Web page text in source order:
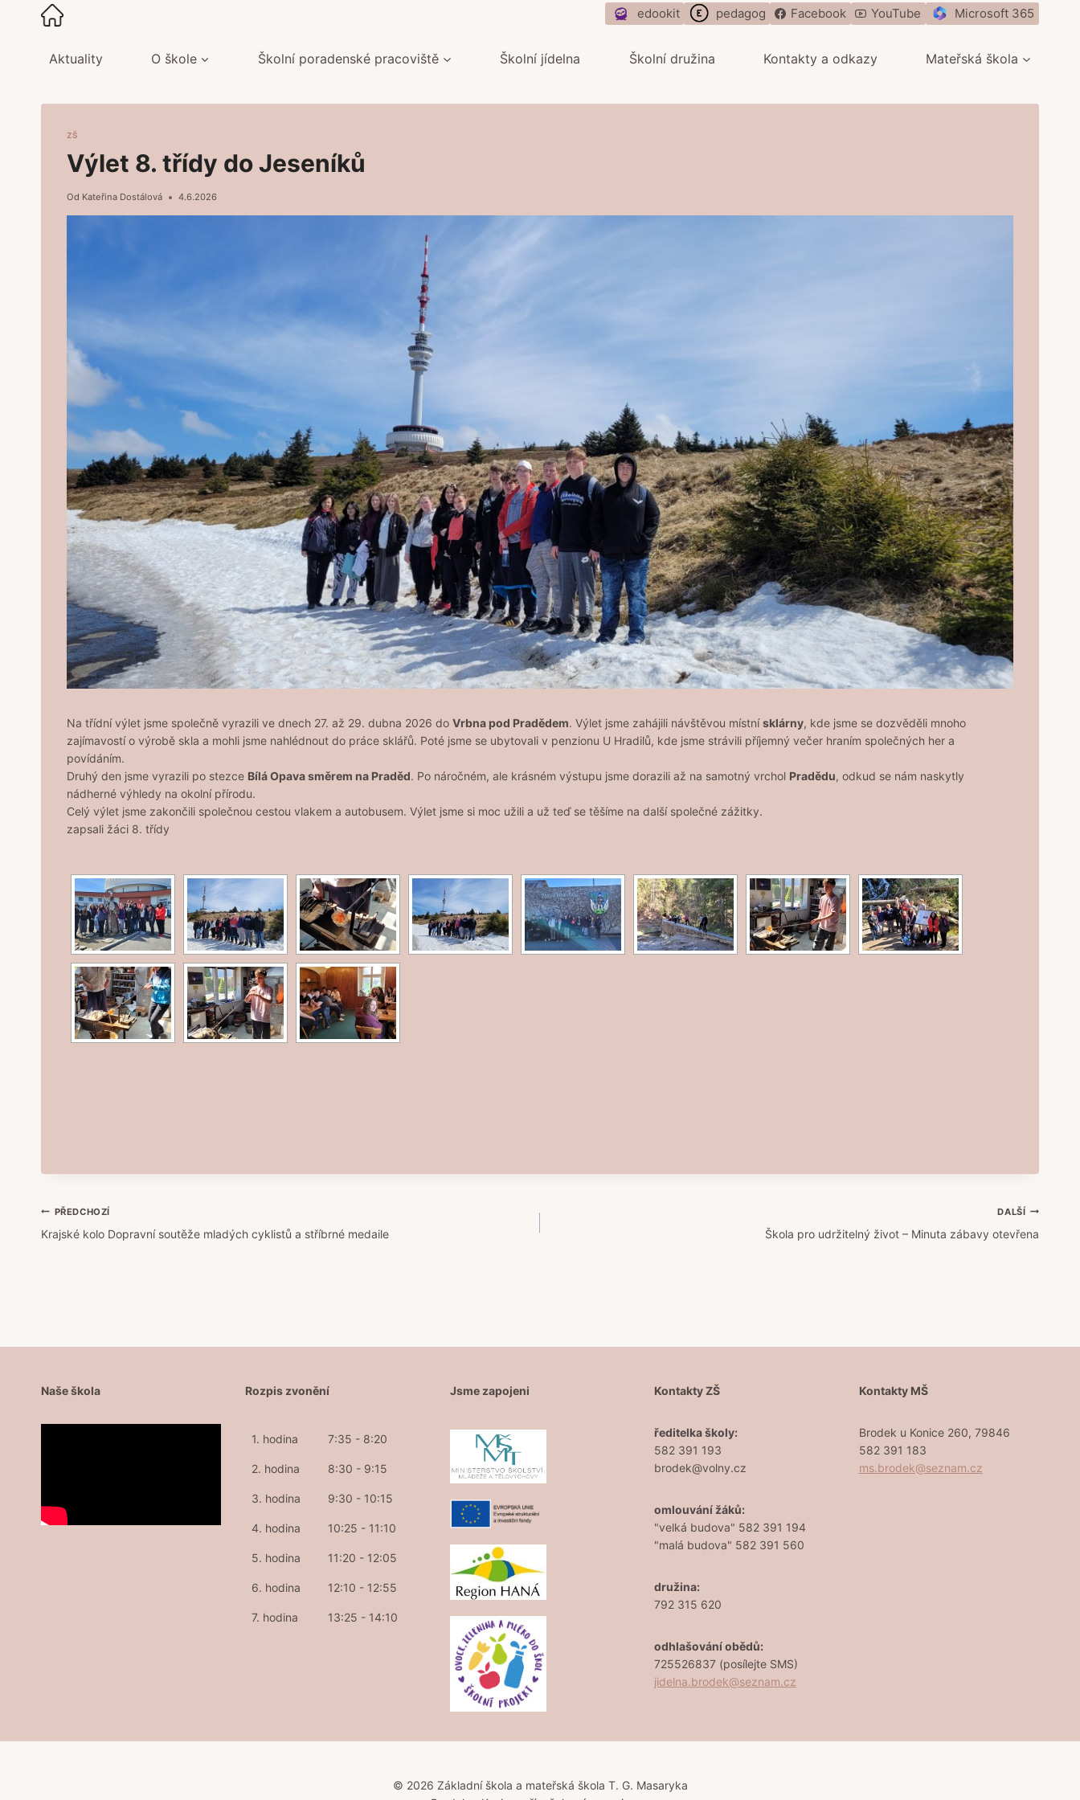
Přeskočit
edookit pedagog Facebook YouTube Microsoft 365
Aktuality O škole Školní poradenské pracoviště Školní jídelna Školní družina Kontakty a odkazy Mateřská škola
ZŠ
Výlet 8. třídy do Jeseníků
Od Kateřina Dostálová 4.6.2026
Na třídní výlet jsme společně vyrazili ve dnech 27. až 29. dubna 2026 do Vrbna pod Pradědem. Výlet jsme zahájili návštěvou místnísklárny, kde jsme se dozvěděli mnoho
zajímavostí o výrobě skla a mohli jsme nahlédnout do práce sklářů. Poté jsme se ubytovali v penzionu U Hradilů, kde jsme strávili příjemný večer hraním společných her a
povídáním.
Druhý den jsme vyrazili po stezce Bílá Opava směrem na Praděd. Po náročném, ale krásném výstupu jsme dorazili až na samotný vrchol Pradědu, odkud se nám naskytly
nádherné výhledy na okolní přírodu.
Celý výlet jsme zakončili společnou cestou vlakem a autobusem. Výlet jsme si moc užili a už teď se těšíme na další společné zážitky.
zapsali žáci 8. třídy
Navigace
pro
PŘEDCHOZÍ
Krajské kolo Dopravní soutěže mladých cyklistů a stříbrné medaile
DALŠÍ
Škola pro udržitelný život – Minuta zábavy otevřena
Naše škola Rozpis zvonění
1. hodina 7:35 - 8:20
2. hodina 8:30 - 9:15
3. hodina 9:30 - 10:15
4. hodina 10:25 - 11:10
5. hodina 11:20 - 12:05
6. hodina 12:10 - 12:55
7. hodina 13:25 - 14:10
Jsme zapojeni Kontakty ZŠ
ředitelka školy:
582 391 193
brodek@volny.cz
omlouvání žáků:
"velká budova" 582 391 194
"malá budova" 582 391 560
družina:
792 315 620
odhlašování obědů:
725526837 (posílejte SMS)
jidelna.brodek@seznam.cz
Kontakty MŠ
Brodek u Konice 260, 79846
582 391 183
ms.brodek@seznam.cz
© 2026 Základní škola a mateřská škola T. G. Masaryka